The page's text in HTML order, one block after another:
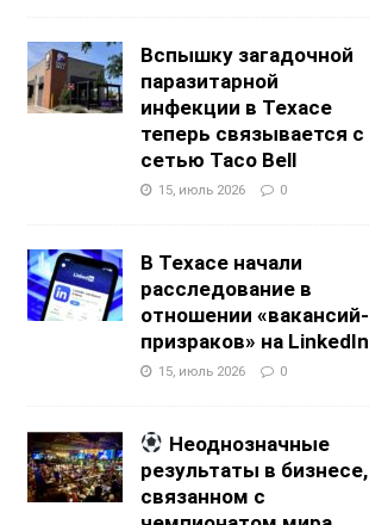
Вспышку загадочной
паразитарной
инфекции в Техасе
теперь связывается с
сетью Taco Bell
15, июль 2026 0
В Техасе начали
расследование в
отношении «вакансий-
призраков» на LinkedIn
15, июль 2026 0
Неоднозначные
результаты в бизнесе,
связанном с